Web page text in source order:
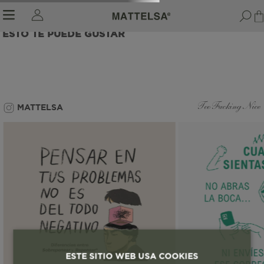
ESTO TE PUEDE GUSTAR
MATTELSA Too Fucking Nice
ESTE SITIO WEB USA COOKIES